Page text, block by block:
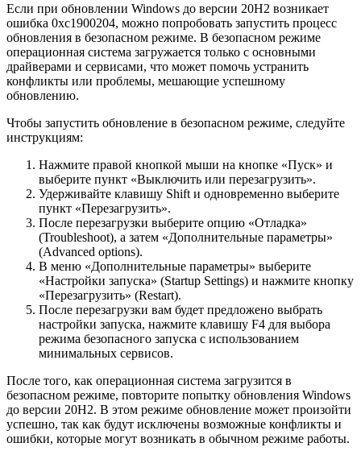
Если при обновлении Windows до версии 20H2 возникает
ошибка 0xc1900204, можно попробовать запустить процесс
обновления в безопасном режиме. В безопасном режиме
операционная система загружается только с основными
драйверами и сервисами, что может помочь устранить
конфликты или проблемы, мешающие успешному
обновлению.
Чтобы запустить обновление в безопасном режиме, следуйте
инструкциям:
Нажмите правой кнопкой мыши на кнопке «Пуск» и
выберите пункт «Выключить или перезагрузить».
Удерживайте клавишу Shift и одновременно выберите
пункт «Перезагрузить».
После перезагрузки выберите опцию «Отладка»
(Troubleshoot), а затем «Дополнительные параметры»
(Advanced options).
В меню «Дополнительные параметры» выберите
«Настройки запуска» (Startup Settings) и нажмите кнопку
«Перезагрузить» (Restart).
После перезагрузки вам будет предложено выбрать
настройки запуска, нажмите клавишу F4 для выбора
режима безопасного запуска с использованием
минимальных сервисов.
После того, как операционная система загрузится в
безопасном режиме, повторите попытку обновления Windows
до версии 20H2. В этом режиме обновление может произойти
успешно, так как будут исключены возможные конфликты и
ошибки, которые могут возникать в обычном режиме работы.